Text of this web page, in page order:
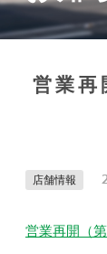
営業再
店舗情報
営業再開（